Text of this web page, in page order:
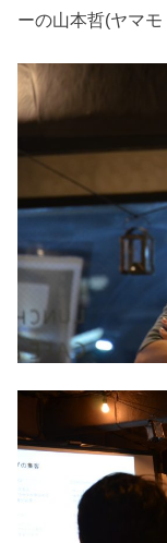
ーの山本哲(ヤマモ